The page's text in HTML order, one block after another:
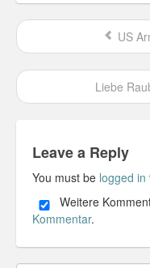
US
Liebe
Leave a Reply
You must be logged in
Weitere
Kommentar.